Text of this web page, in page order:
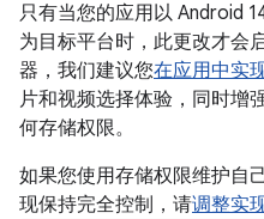
只有当您的应用以 Android
为目标平台时，此更改才会
器，我们建议您在应用中实
片和视频选择体验，同时增
何存储权限。
如果您使用存储权限维护自
现保持完全控制，请调整实